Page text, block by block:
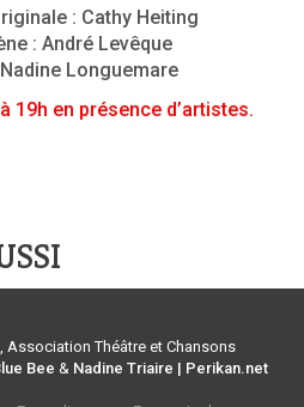
: Cathy Heiting
: André Levêque
Longuemare
19h en présence d’artistes.
Association Théâtre et Chansons
Bee & Nadine Triaire | Perikan.net